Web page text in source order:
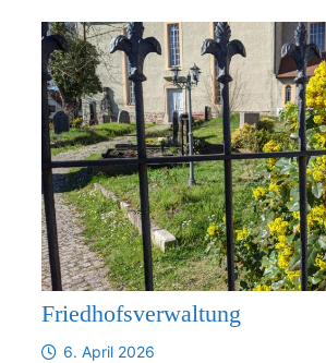
Friedhofsverwaltung
6. April 2026